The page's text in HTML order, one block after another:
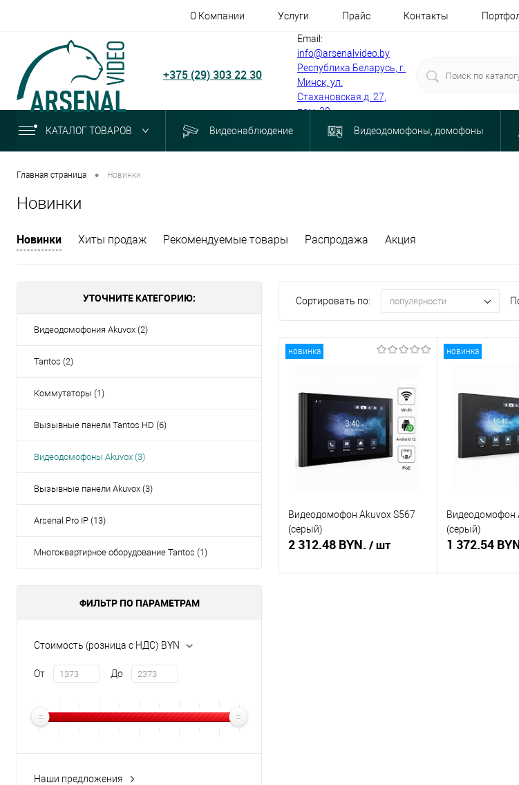
О Компании Услуги Прайс Контакты
+375 (29) 303 22 30
Email:
info@arsenalvideo.by
Республика Беларусь, г.
Минск, ул.
Стахановская д. 27,
пом. 30
КАТАЛОГ ТОВАРОВ Видеонаблюдение Видеодомофоны, домофоны
Главная страница • Новинки
Новинки
Новинки Хиты продаж Рекомендуемые товары Распродажа Акция
УТОЧНИТЕ КАТЕГОРИЮ:
Видеодомофония Akuvox (2)
Tantos (2)
Коммутаторы (1)
Вызывные панели Tantos HD (6)
Видеодомофоны Akuvox (3)
Вызывные панели Akuvox (3)
Arsenal Pro IP (13)
Многоквартирное оборудование Tantos (1)
ФИЛЬТР ПО ПАРАМЕТРАМ
Стоимость (розница с НДС) BYN
От До
Наши предложения
Сортировать по: популярности
новинка
Видеодомофон Akuvox S567
(серый)
2 312.48 BYN. / шт
новинка
Видеодомофон
(серый)
1 372.54